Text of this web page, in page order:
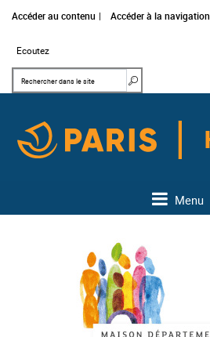
Accéder au contenu Accéder à la navigation
Ecoutez
Mots clés
Menu